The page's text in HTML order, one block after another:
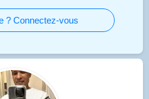
? Connectez-vous